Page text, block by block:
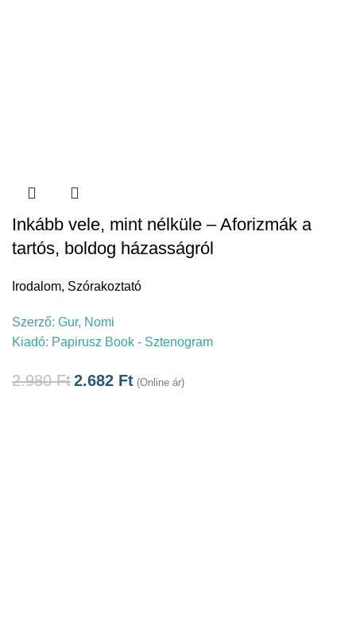
Inkább vele, mint nélküle – Aforizmák a
tartós, boldog házasságról
Irodalom, Szórakoztató
Szerző: Gur, Nomi
Kiadó: Papirusz Book - Sztenogram
2.980Ft2.682 Ft (Online ár)